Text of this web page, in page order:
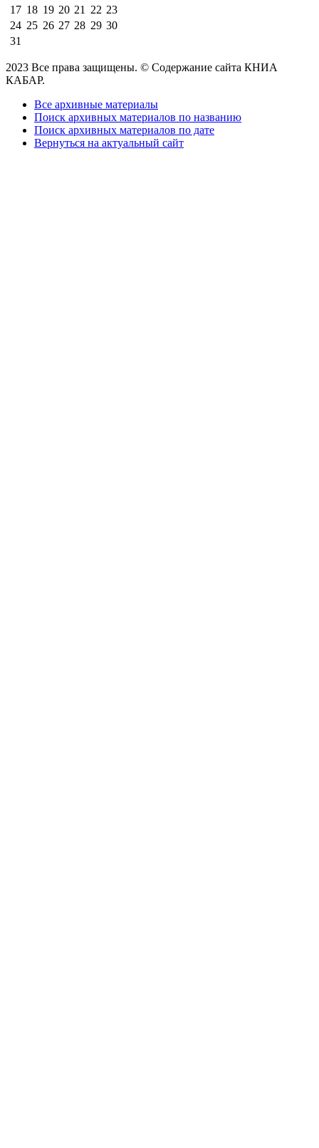
17 18 19 20 21 22 23
24 25 26 27 28 29 30
31
2023 Все права защищены. © Содержание сайта КНИА
КАБАР.
Все архивные материалы
Поиск архивных материалов по названию
Поиск архивных материалов по дате
Вернуться на актуальный сайт